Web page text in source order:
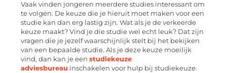
Vaak vinden jongeren meerdere studies interessant om
te volgen. De keuze die je hieruit moet maken voor een
studie kan dan erg lastig zijn. Wat als je de verkeerde
keuze maakt? Vind je die studie wel echt leuk? Dat zijn
vragen die je jezelf waarschijnlijk stelt bij het bekijken
van een bepaalde studie. Als je deze keuze moeilijk
vind, dan kan je een studiekeuze
adviesbureau inschakelen voor hulp bij studiekeuze.